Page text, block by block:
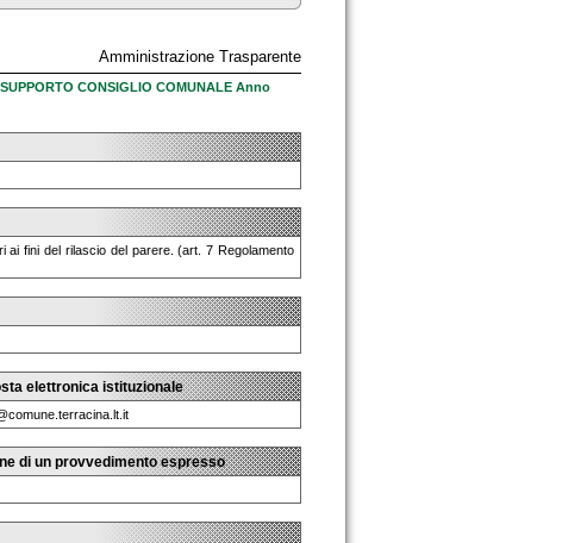
Amministrazione Trasparente
CONSIGLIO COMUNALE Anno
ai fini del rilascio del parere. (art. 7 Regolamento
elettronica istituzionale
di un provvedimento espresso